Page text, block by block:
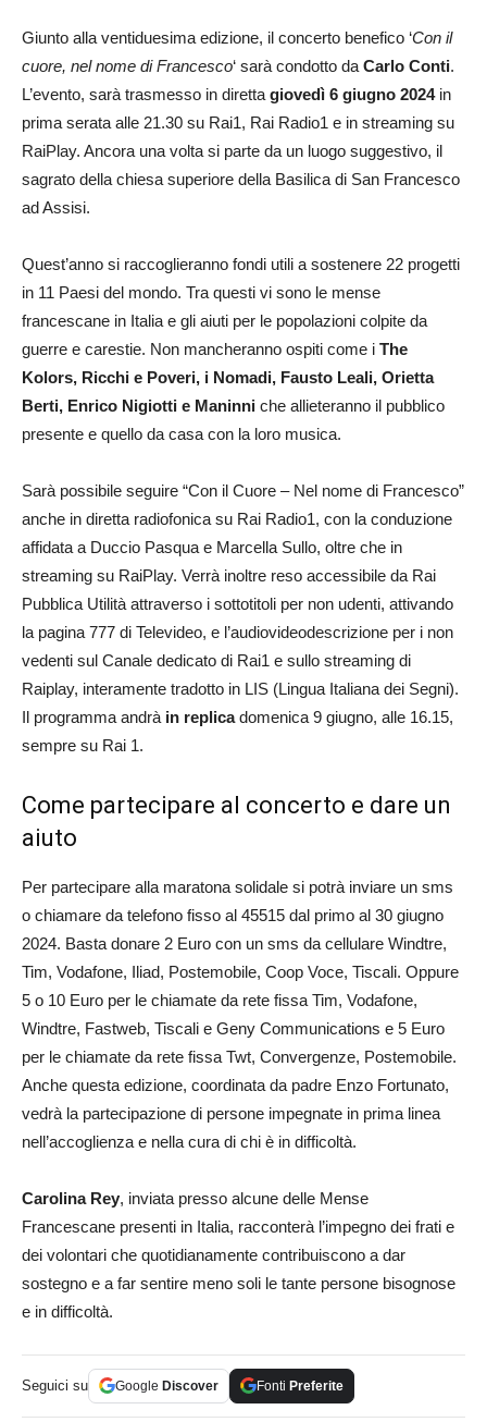
Giunto alla ventiduesima edizione, il concerto benefico ‘Con il
cuore, nel nome di Francesco‘ sarà condotto da Carlo Conti.
L’evento, sarà trasmesso in diretta giovedì 6 giugno 2024in
prima serata alle 21.30 su Rai1, Rai Radio1 e in streaming su
RaiPlay. Ancora una volta si parte da un luogo suggestivo, il
sagrato della chiesa superiore della Basilica di San Francesco
ad Assisi.
Quest’anno si raccoglieranno fondi utili a sostenere 22 progetti
in 11 Paesi del mondo. Tra questi vi sono le mense
francescane in Italia e gli aiuti per le popolazioni colpite da
guerre e carestie. Non mancheranno ospiti come i The
Kolors, Ricchi e Poveri, i Nomadi, Fausto Leali, Orietta
Berti, Enrico Nigiotti e Maninni che allieteranno il pubblico
presente e quello da casa con la loro musica.
Sarà possibile seguire “Con il Cuore – Nel nome di Francesco”
anche in diretta radiofonica su Rai Radio1, con la conduzione
affidata a Duccio Pasqua e Marcella Sullo, oltre che in
streaming su RaiPlay. Verrà inoltre reso accessibile da Rai
Pubblica Utilità attraverso i sottotitoli per non udenti, attivando
la pagina 777 di Televideo, e l’audiovideodescrizione per i non
vedenti sul Canale dedicato di Rai1 e sullo streaming di
Raiplay, interamente tradotto in LIS (Lingua Italiana dei Segni).
Il programma andrà in replicadomenica 9 giugno, alle 16.15,
sempre su Rai 1.
Come partecipare al concerto e dare un
aiuto
Per partecipare alla maratona solidale si potrà inviare un sms
o chiamare da telefono fisso al 45515 dal primo al 30 giugno
2024. Basta donare 2 Euro con un sms da cellulare Windtre,
Tim, Vodafone, Iliad, Postemobile, Coop Voce, Tiscali. Oppure
5 o 10 Euro per le chiamate da rete fissa Tim, Vodafone,
Windtre, Fastweb, Tiscali e Geny Communications e 5 Euro
per le chiamate da rete fissa Twt, Convergenze, Postemobile.
Anche questa edizione, coordinata da padre Enzo Fortunato,
vedrà la partecipazione di persone impegnate in prima linea
nell’accoglienza e nella cura di chi è in difficoltà.
Carolina Rey, inviata presso alcune delle Mense
Francescane presenti in Italia, racconterà l’impegno dei frati e
dei volontari che quotidianamente contribuiscono a dar
sostegno e a far sentire meno soli le tante persone bisognose
e in difficoltà.
Seguici su Google Discover Fonti Preferite